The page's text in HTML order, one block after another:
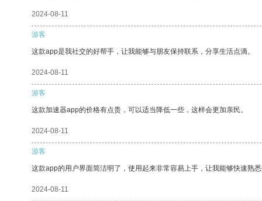
2024-08-11
游客
这款app是我社交的好帮手，让我能够与朋友保持联系，分享生活点滴。
2024-08-11
游客
这款加速器app的价格有点贵，可以适当降低一些，这样会更加亲民。
2024-08-11
游客
这款app的用户界面简洁明了，使用起来非常容易上手，让我能够快速熟
2024-08-11